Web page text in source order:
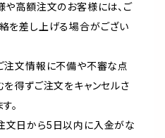
高額注文のお客様には、ご
を差し上げる場合がござい
注文情報に不備や不審な点
得ずご注文をキャンセルさ
。
文日から5日以内に入金がな